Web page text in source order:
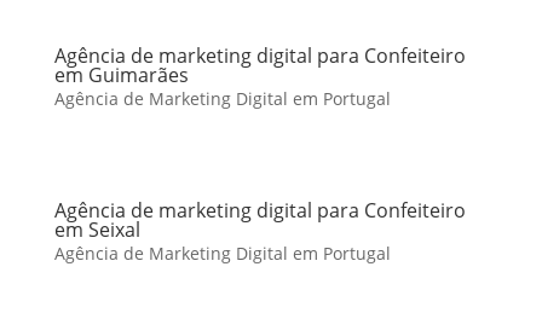
Agência de marketing digital para Confeiteiro
em Guimarães
Agência de Marketing Digital em Portugal
Agência de marketing digital para Confeiteiro
em Seixal
Agência de Marketing Digital em Portugal